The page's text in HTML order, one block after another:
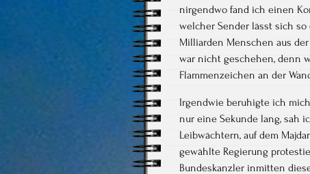
nirgendwo fand ich einen
welcher Sender lässt sich
Milliarden Menschen aus
war nicht geschehen, denn
Flammenzeichen an der
Irgendwie beruhigte ich
nur eine Sekunde lang, sah
Leibwächtern, auf dem
gewählte Regierung
Bundeskanzler inmitten